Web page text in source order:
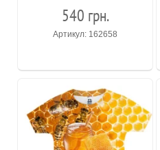
540 грн.
Артикул: 162658